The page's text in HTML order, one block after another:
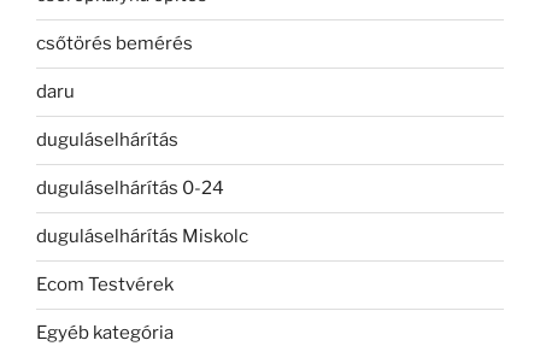
csőtörés bemérés
daru
duguláselhárítás
duguláselhárítás 0-24
duguláselhárítás Miskolc
Ecom Testvérek
Egyéb kategória